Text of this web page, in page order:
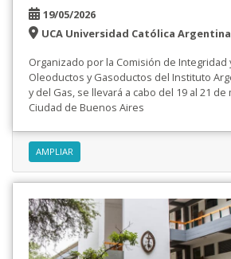
19/05/2026
UCA Universidad Católica Argentina
Organizado por la Comisión de Integridad
Oleoductos y Gasoductos del Instituto
y del Gas, se llevará a cabo del 19 al 21 de
Ciudad de Buenos Aires
AMPLIAR